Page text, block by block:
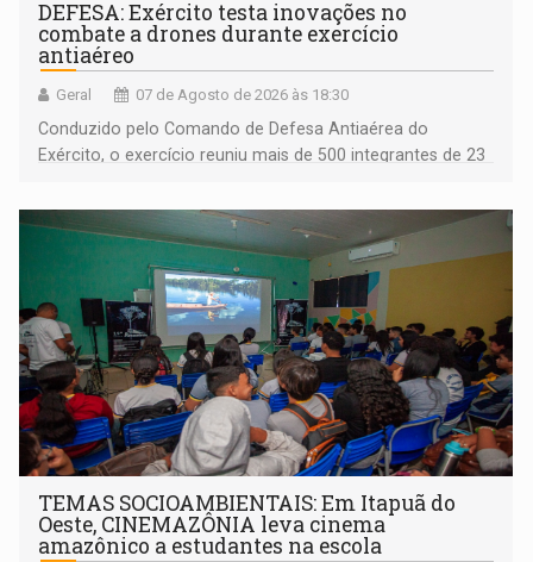
DEFESA: Exército testa inovações no
combate a drones durante exercício
antiaéreo
Geral 07 de Agosto de 2026 às 18:30
Conduzido pelo Comando de Defesa Antiaérea do
Exército, o exercício reuniu mais de 500 integrantes de 23
TEMAS SOCIOAMBIENTAIS: Em Itapuã do
Oeste, CINEMAZÔNIA leva cinema
amazônico a estudantes na escola